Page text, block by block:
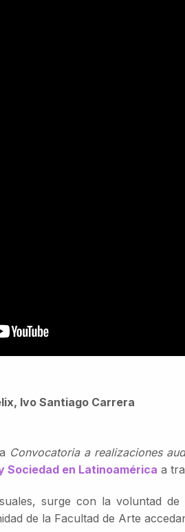
Ivo Santiago Carrera
Convocatoria a realizaciones
Sociedad en Latinoamérica a
surge con la voluntad
de la Facultad de Arte